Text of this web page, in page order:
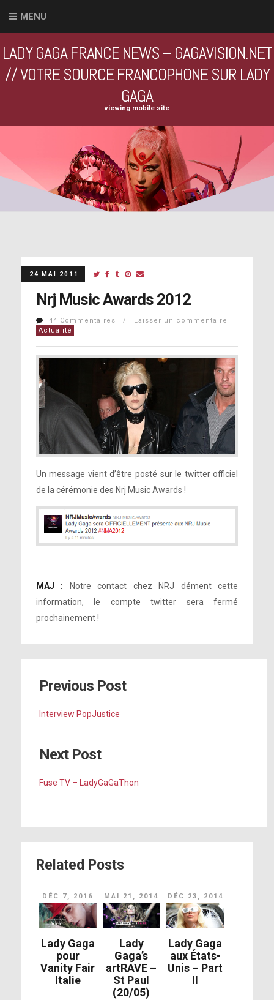
MENU
LADY GAGA FRANCE NEWS – GAGAVISION.NET
// VOTRE SOURCE FRANCOPHONE SUR LADY
GAGA
viewing mobile site
24 MAI 2011
Nrj Music Awards 2012
44 Commentaires / Laisser un commentaire
Actualité
Un message vient d’être posté sur le twitterofficiel
de la cérémonie des Nrj Music Awards !
MAJ : Notre contact chez NRJ dément cette
information, le compte twitter sera fermé
prochainement !
Previous Post
Interview PopJustice
Next Post
Fuse TV – LadyGaGaThon
Related Posts
DÉC 7, 2016
Lady Gaga
pour
Vanity Fair
Italie
MAI 21, 2014
Lady
Gaga’s
artRAVE –
St Paul
(20/05)
DÉC 23, 2014
Lady Gaga
aux États-
Unis – Part
II